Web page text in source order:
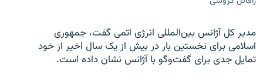
مدیر کل آژانس بین‌المللی انرژی اتمی گفت، جمهوری
اسلامی برای نخستین بار در بیش از یک سال اخیر از خود
تمایل جدی برای گفت‌وگو با آژانس نشان داده است.